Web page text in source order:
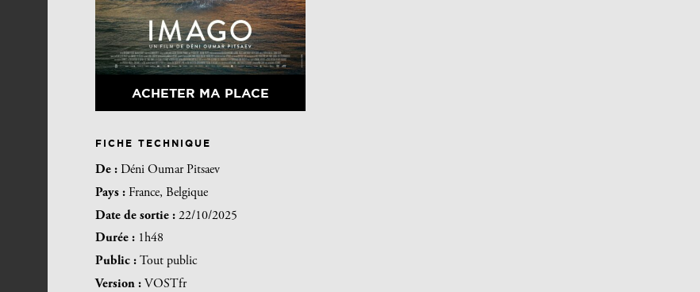
ACHETER MA PLACE
FICHE TECHNIQUE
De : Déni Oumar Pitsaev
Pays : France, Belgique
Date de sortie : 22/10/2025
Durée : 1h48
Public : Tout public
Version : VOSTfr